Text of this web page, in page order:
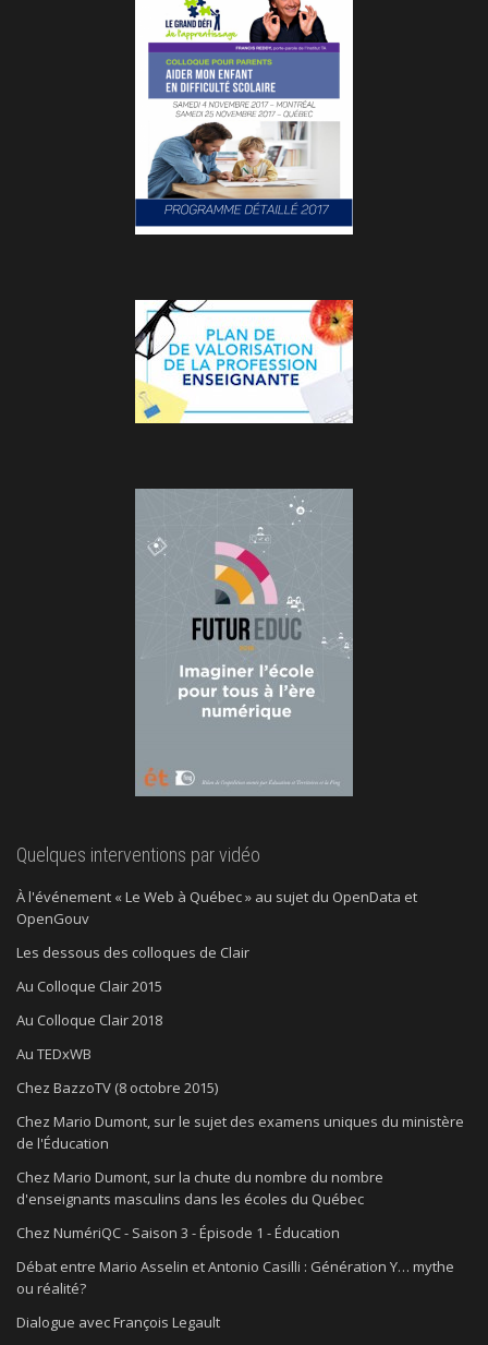
Quelques interventions par vidéo
À l'événement « Le Web à Québec » au sujet du OpenData et
OpenGouv
Les dessous des colloques de Clair
Au Colloque Clair 2015
Au Colloque Clair 2018
Au TEDxWB
Chez BazzoTV (8 octobre 2015)
Chez Mario Dumont, sur le sujet des examens uniques du ministère
de l'Éducation
Chez Mario Dumont, sur la chute du nombre du nombre
d'enseignants masculins dans les écoles du Québec
Chez NumériQC - Saison 3 - Épisode 1 - Éducation
Débat entre Mario Asselin et Antonio Casilli : Génération Y… mythe
ou réalité?
Dialogue avec François Legault